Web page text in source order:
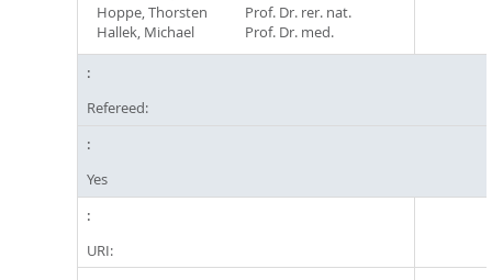
Hoppe, Thorsten
Prof. Dr. rer. nat.
Hallek, Michael
Prof. Dr. med.
Refereed:
Yes
URI: